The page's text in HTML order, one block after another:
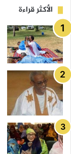
الأكثر قراءة